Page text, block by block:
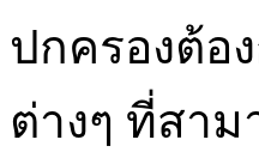
ปกครองต้อ
ต่างๆ ที่สา